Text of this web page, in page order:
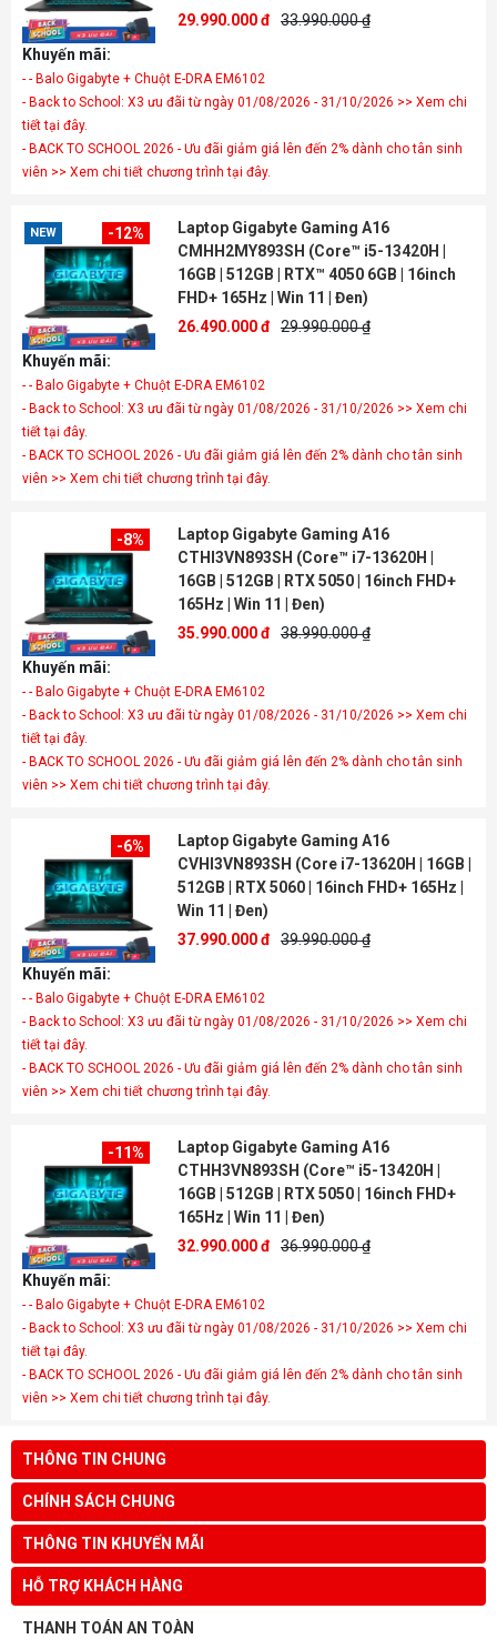
29.990.000 đ 33.990.000 ₫
Khuyến mãi:
- - Balo Gigabyte + Chuột E-DRA EM6102
- Back to School: X3 ưu đãi từ ngày 01/08/2026 - 31/10/2026 >> Xem chi
tiết tại đây.
- BACK TO SCHOOL 2026 - Ưu đãi giảm giá lên đến 2% dành cho tân sinh
viên >> Xem chi tiết chương trình tại đây.
NEW -12%
Laptop Gigabyte Gaming A16
CMHH2MY893SH (Core™ i5-13420H |
16GB | 512GB | RTX™ 4050 6GB | 16inch
FHD+ 165Hz | Win 11 | Đen)
26.490.000 đ 29.990.000 ₫
Khuyến mãi:
- - Balo Gigabyte + Chuột E-DRA EM6102
- Back to School: X3 ưu đãi từ ngày 01/08/2026 - 31/10/2026 >> Xem chi
tiết tại đây.
- BACK TO SCHOOL 2026 - Ưu đãi giảm giá lên đến 2% dành cho tân sinh
viên >> Xem chi tiết chương trình tại đây.
-8%
Laptop Gigabyte Gaming A16
CTHI3VN893SH (Core™ i7-13620H |
16GB | 512GB | RTX 5050 | 16inch FHD+
165Hz | Win 11 | Đen)
35.990.000 đ 38.990.000 ₫
Khuyến mãi:
- - Balo Gigabyte + Chuột E-DRA EM6102
- Back to School: X3 ưu đãi từ ngày 01/08/2026 - 31/10/2026 >> Xem chi
tiết tại đây.
- BACK TO SCHOOL 2026 - Ưu đãi giảm giá lên đến 2% dành cho tân sinh
viên >> Xem chi tiết chương trình tại đây.
-6%
Laptop Gigabyte Gaming A16
CVHI3VN893SH (Core i7-13620H | 16GB |
512GB | RTX 5060 | 16inch FHD+ 165Hz |
Win 11 | Đen)
37.990.000 đ 39.990.000 ₫
Khuyến mãi:
- - Balo Gigabyte + Chuột E-DRA EM6102
- Back to School: X3 ưu đãi từ ngày 01/08/2026 - 31/10/2026 >> Xem chi
tiết tại đây.
- BACK TO SCHOOL 2026 - Ưu đãi giảm giá lên đến 2% dành cho tân sinh
viên >> Xem chi tiết chương trình tại đây.
-11%
Laptop Gigabyte Gaming A16
CTHH3VN893SH (Core™ i5-13420H |
16GB | 512GB | RTX 5050 | 16inch FHD+
165Hz | Win 11 | Đen)
32.990.000 đ 36.990.000 ₫
Khuyến mãi:
- - Balo Gigabyte + Chuột E-DRA EM6102
- Back to School: X3 ưu đãi từ ngày 01/08/2026 - 31/10/2026 >> Xem chi
tiết tại đây.
- BACK TO SCHOOL 2026 - Ưu đãi giảm giá lên đến 2% dành cho tân sinh
viên >> Xem chi tiết chương trình tại đây.
THÔNG TIN CHUNG
CHÍNH SÁCH CHUNG
THÔNG TIN KHUYẾN MÃI
HỖ TRỢ KHÁCH HÀNG
THANH TOÁN AN TOÀN